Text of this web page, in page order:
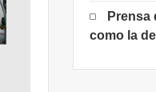
Prensa
como la